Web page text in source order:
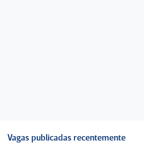
Vagas publicadas recentemente